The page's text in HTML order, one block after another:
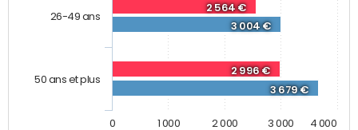
2 564 €
2 996 €
3 004 €
3 679 €
26-49 ans
50 ans et plus
0 1 000 2 000 3 000 4 000